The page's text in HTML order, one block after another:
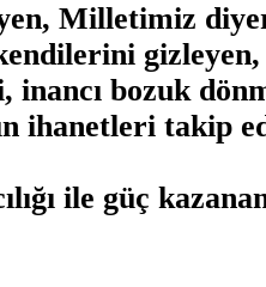
Milletimiz
inancı bozuk
ihanetleri takip
ile güç